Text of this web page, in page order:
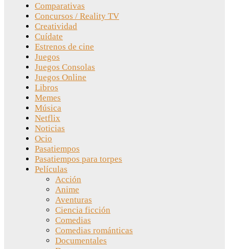
Comparativas
Concursos / Reality TV
Creatividad
Cuídate
Estrenos de cine
Juegos
Juegos Consolas
Juegos Online
Libros
Memes
Música
Netflix
Noticias
Ocio
Pasatiempos
Pasatiempos para torpes
Películas
Acción
Anime
Aventuras
Ciencia ficción
Comedias
Comedias románticas
Documentales